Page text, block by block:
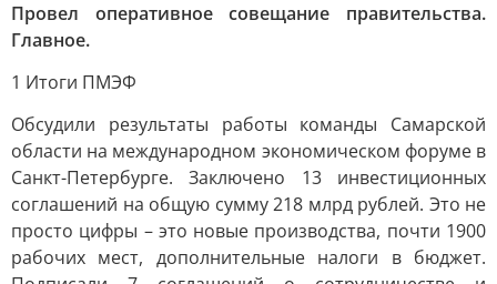
Провел оперативное совещание правительства.
Главное.
1 Итоги ПМЭФ
Обсудили результаты работы команды Самарской
области на международном экономическом форуме в
Санкт-Петербурге. Заключено 13 инвестиционных
соглашений на общую сумму 218 млрд рублей. Это не
просто цифры – это новые производства, почти 1900
рабочих мест, дополнительные налоги в бюджет.